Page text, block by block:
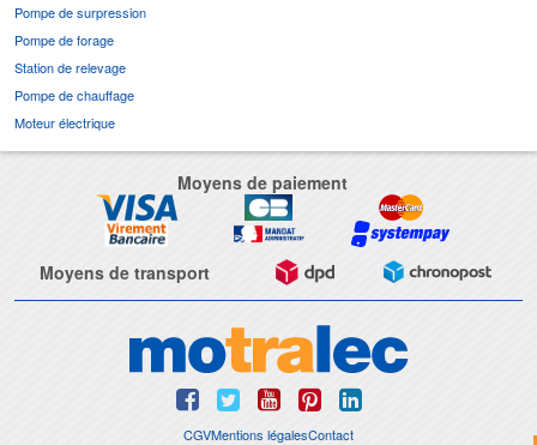
Pompe de surpression
Pompe de forage
Station de relevage
Pompe de chauffage
Moteur électrique
Moyens de paiement
Moyens de transport
CGVMentions légalesContact